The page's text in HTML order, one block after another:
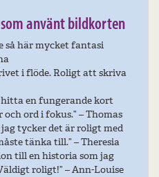
använt bildkorten
så här mycket fantasi
i flöde. Roligt att skriva
en fungerande kort
ord i fokus.” – Thomas
tycker det är roligt med
tänka till.” – Theresia
till en historia som jag
roligt!” – Ann-Louise